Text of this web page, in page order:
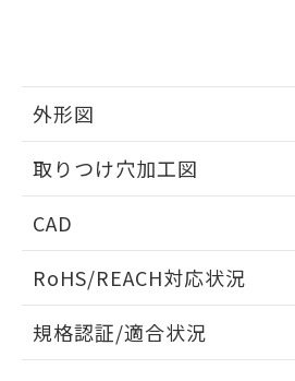
外形図
取りつけ穴加工図
CAD
ドすることができます。
ログイン/会員
RoHS/REACH対応状況
EU RoHS 注意事項・凡例
規格認証/適合状況
品・サービスに関する
の共同利用に関して"
用者の範囲」に記載さ
EU RoHS指令（10物質）の
51物質の非含有証明書（当社
※本証明書は発行日時点で
物質の対応では、対応完了ま
荷製品に未対応品が混在す
欄に対応日を記載しておりま
既に当社にて対応品への在